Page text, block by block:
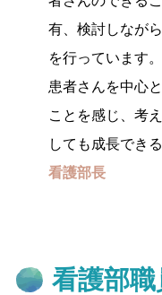
有、検討しなが
を行っています。
患者さんを中心
ことを感じ、考
しても成長でき
看護部長
看護部職